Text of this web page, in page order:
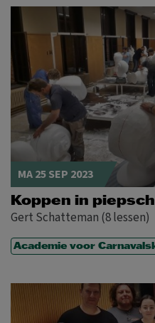
MA 25 SEP 2023
Koppen in
Gert Schatteman (8 lessen)
Academie voor